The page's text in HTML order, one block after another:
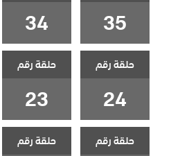
35
34
حلقة رقم
24
حلقة رقم
23
حلقة رقم حلقة رقم